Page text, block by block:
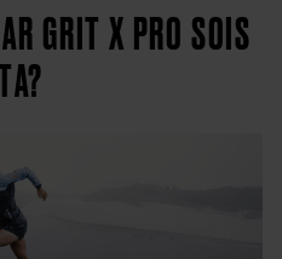
GRIT X PRO SOIS